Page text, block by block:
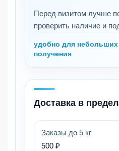
Перед визитом лучше
проверить наличие и
удобно для небольших
получения
Доставка в
Заказы до 5 кг
500 ₽